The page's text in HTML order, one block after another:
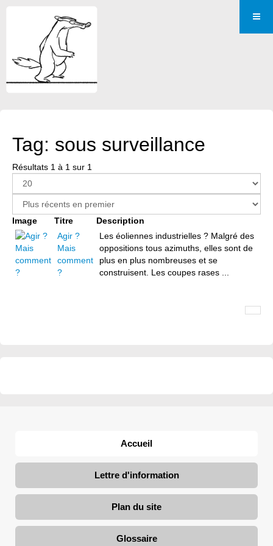
Tag: sous surveillance
Résultats 1 à 1 sur 1
Image Titre
Description
Agir ?
Mais
comment
?
Les éoliennes industrielles ? Malgré des
oppositions tous azimuths, elles sont de
plus en plus nombreuses et se
construisent. Les coupes rases ...
Accueil
Lettre d'information
Plan du site
Glossaire